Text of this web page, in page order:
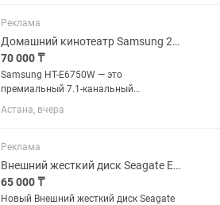
Алмалинский район —...
Реклама
Домашний кинотеатр Samsung 2015г.в.
70 000 ₸
Samsung HT-E6750W — это
премиальный 7.1-канальный
домашний кинотеатр с поддержкой 3D
Blu-ray и суммарной мощностью 1330
использование вакуумных ламп в
предусилителе для...
Астана, вчера
Реклама
Внешний жесткий диск Seagate Expansion Portable 4 ТБ (STKM4000400)
65 000 ₸
Новый Внешний жесткий диск Seagate